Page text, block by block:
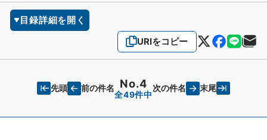
目録詳細を開く
URIをコピー
先頭 前の件名 No.4
全49件中
次の件名 末尾